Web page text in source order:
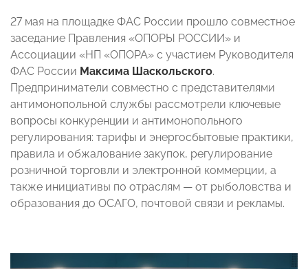
27 мая на площадке ФАС России прошло совместное
заседание Правления «ОПОРЫ РОССИИ» и
Ассоциации «НП «ОПОРА» с участием Руководителя
ФАС России Максима Шаскольского.
Предприниматели совместно с представителями
антимонопольной службы рассмотрели ключевые
вопросы конкуренции и антимонопольного
регулирования: тарифы и энергосбытовые практики,
правила и обжалование закупок, регулирование
розничной торговли и электронной коммерции, а
также инициативы по отраслям — от рыболовства и
образования до ОСАГО, почтовой связи и рекламы.